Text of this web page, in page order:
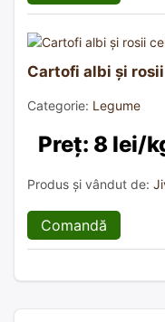
Cartofi albi și
Categorie: Legume
Preț: 8 lei/
Produs și vândut de:
Comandă